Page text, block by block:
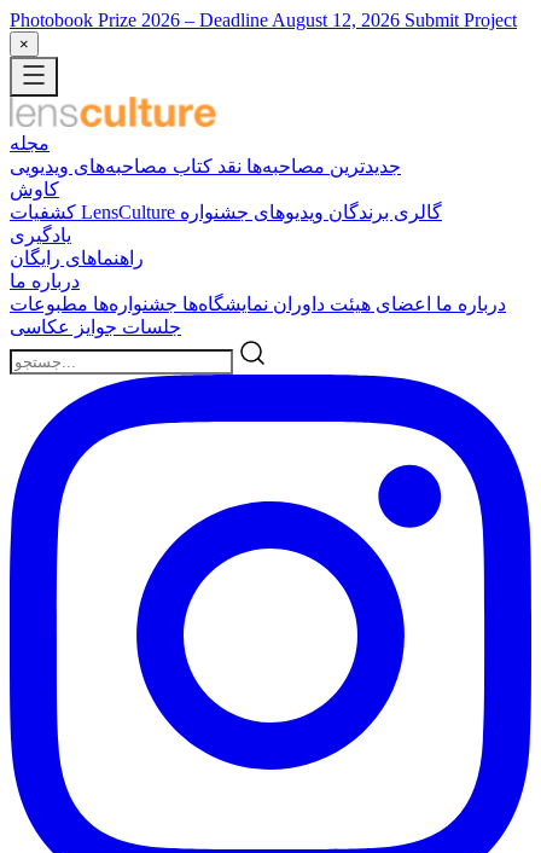
Photobook Prize 2026 – Deadline August 12, 2026 Submit Project
×
مجله
جدیدترین مصاحبه‌ها نقد کتاب مصاحبه‌های ویدیویی
کاوش
کشفیات LensCulture
گالری برندگان ویدیوهای جشنواره
یادگیری
راهنماهای رایگان
درباره ما
درباره ما
اعضای هیئت داوران نمایشگاه‌ها جشنواره‌ها مطبوعات
جلسات جوایز عکاسی